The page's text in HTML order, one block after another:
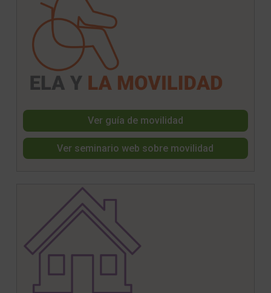
Ver guía de movilidad
Ver seminario web sobre movilidad